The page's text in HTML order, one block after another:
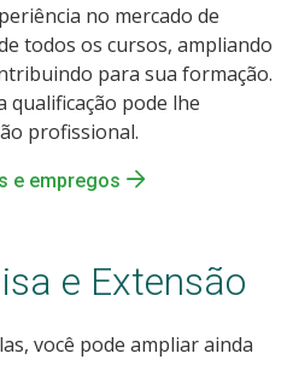
no mercado de
todos os cursos, ampliando
para sua formação.
qualificação pode lhe
profissional.
e empregos
e Extensão
você pode ampliar ainda